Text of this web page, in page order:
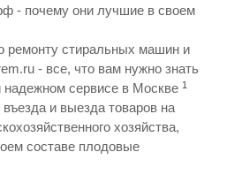
- почему они лучшие в своем
ремонту стиральных машин и
- все, что вам нужно знать
надежном сервисе в Москве 1
и выезда товаров на
хозяйства,
составе плодовые